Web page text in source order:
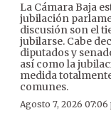
La Cámara Baja
jubilación
discusión son el
jubilarse. Cabe
diputados y
así como la
medida
comunes.
Agosto 7, 2026 07:06